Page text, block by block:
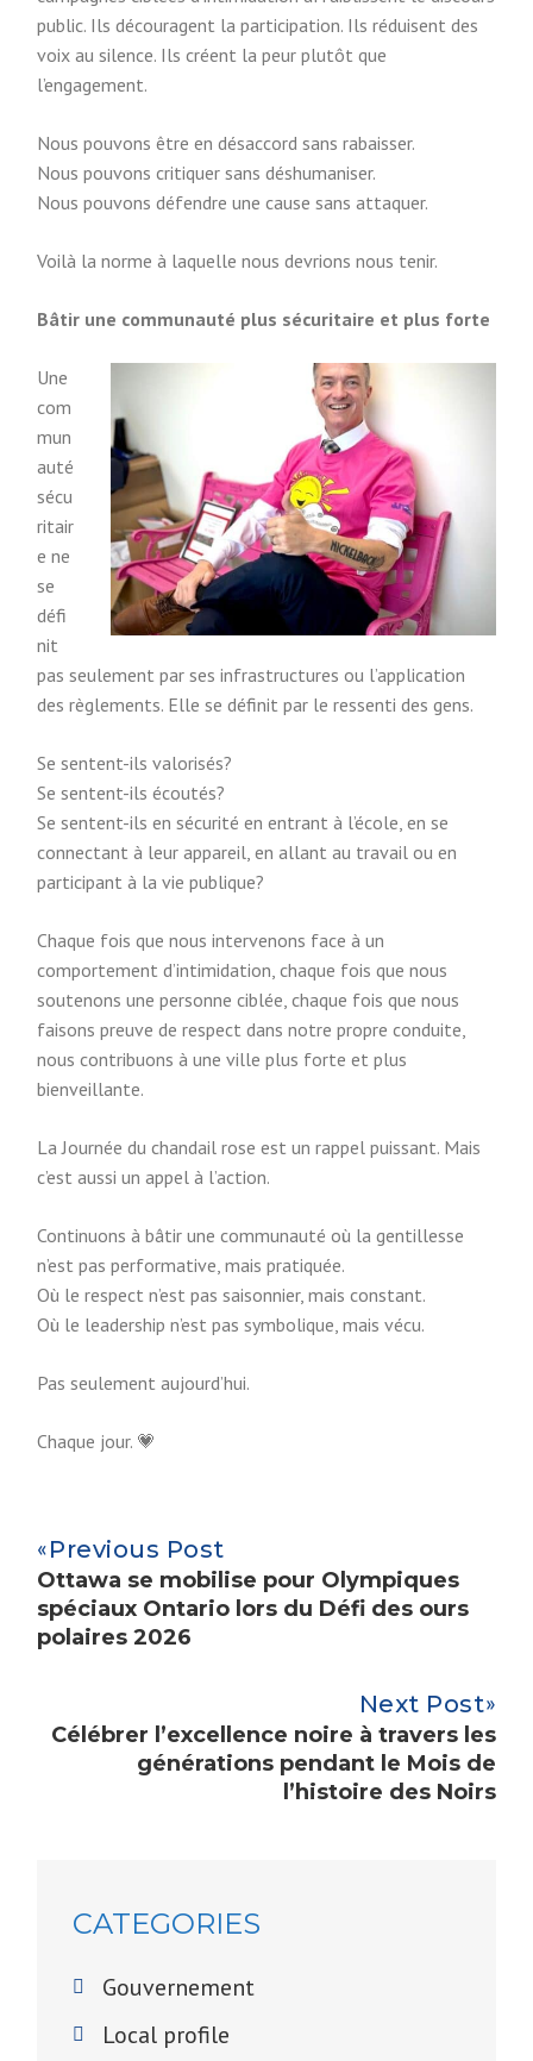
public. Ils découragent la participation. Ils réduisent des
voix au silence. Ils créent la peur plutôt que
l’engagement.
Nous pouvons être en désaccord sans rabaisser.
Nous pouvons critiquer sans déshumaniser.
Nous pouvons défendre une cause sans attaquer.
Voilà la norme à laquelle nous devrions nous tenir.
Bâtir une communauté plus sécuritaire et plus forte
Une
com
mun
auté
sécu
ritair
e ne
se
défi
nit
pas seulement par ses infrastructures ou l’application
des règlements. Elle se définit par le ressenti des gens.
Se sentent-ils valorisés?
Se sentent-ils écoutés?
Se sentent-ils en sécurité en entrant à l’école, en se
connectant à leur appareil, en allant au travail ou en
participant à la vie publique?
Chaque fois que nous intervenons face à un
comportement d’intimidation, chaque fois que nous
soutenons une personne ciblée, chaque fois que nous
faisons preuve de respect dans notre propre conduite,
nous contribuons à une ville plus forte et plus
bienveillante.
La Journée du chandail rose est un rappel puissant. Mais
c’est aussi un appel à l’action.
Continuons à bâtir une communauté où la gentillesse
n’est pas performative, mais pratiquée.
Où le respect n’est pas saisonnier, mais constant.
Où le leadership n’est pas symbolique, mais vécu.
Pas seulement aujourd’hui.
Chaque jour. 💗
Previous Post
Ottawa se mobilise pour Olympiques
spéciaux Ontario lors du Défi des ours
polaires 2026
Next Post
Célébrer l’excellence noire à travers les
générations pendant le Mois de
l’histoire des Noirs
CATEGORIES
Gouvernement
Local profile